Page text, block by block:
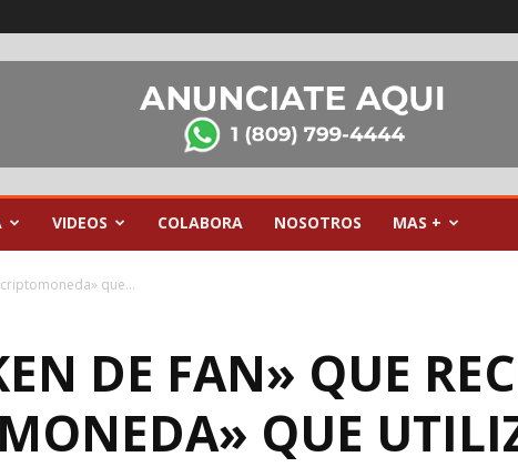
VIDEOS COLABORA NOSOTROS MAS +
que...
DE FAN» QUE
QUE